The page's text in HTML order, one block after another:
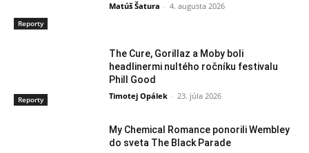
Reporty
Matúš Šatura - 4. augusta 2026
Reporty
The Cure, Gorillaz a Moby boli
headlinermi nultého ročníku festivalu
Phill Good
Timotej Opálek - 23. júla 2026
My Chemical Romance ponorili Wembley
do sveta The Black Parade